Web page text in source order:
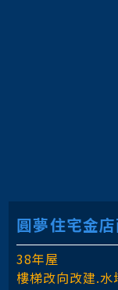
圓夢住宅金
38年屋
樓梯改向改建.